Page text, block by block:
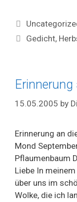
Categories
Tags
Gedicht,
Erinnerung
15.05.2005 by
Erinnerung an
Mond
Pflaumenbaum
Liebe In
über uns im
Wolke, die ich